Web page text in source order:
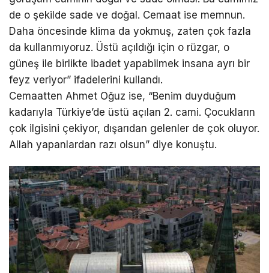
de o şekilde sade ve doğal. Cemaat ise memnun.
Daha öncesinde klima da yokmuş, zaten çok fazla
da kullanmıyoruz. Üstü açıldığı için o rüzgar, o
güneş ile birlikte ibadet yapabilmek insana ayrı bir
feyz veriyor” ifadelerini kullandı.
Cemaatten Ahmet Oğuz ise, “Benim duyduğum
kadarıyla Türkiye’de üstü açılan 2. cami. Çocukların
çok ilgisini çekiyor, dışarıdan gelenler de çok oluyor.
Allah yapanlardan razı olsun” diye konuştu.